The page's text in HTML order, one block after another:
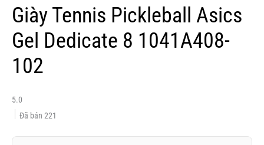
Giày Tennis Pickleball Asics
Gel Dedicate 8 1041A408-
102
5.0
Đã bán 221